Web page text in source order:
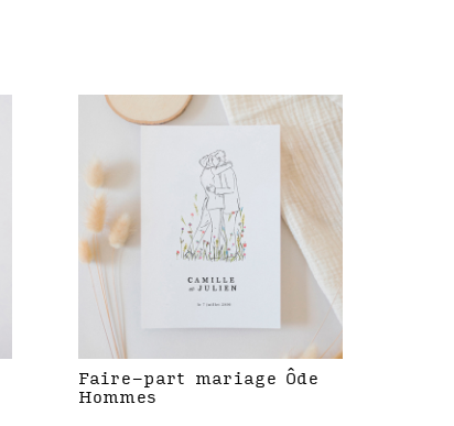
Faire-part mariage Ôde
Hommes